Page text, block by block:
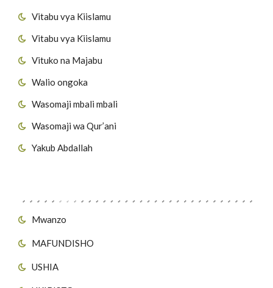
Vitabu vya Kiislamu
Vitabu vya Kiislamu
Vituko na Majabu
Walio ongoka
Wasomaji mbali mbali
Wasomaji wa Qur’ani
Yakub Abdallah
Mwanzo
MAFUNDISHO
USHIA